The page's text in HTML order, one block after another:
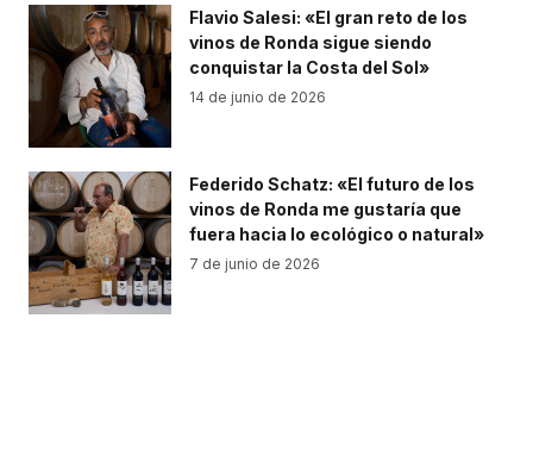
Flavio Salesi: «El gran reto de los
vinos de Ronda sigue siendo
conquistar la Costa del Sol»
14 de junio de 2026
Federido Schatz: «El futuro de los
vinos de Ronda me gustaría que
fuera hacia lo ecológico o natural»
7 de junio de 2026